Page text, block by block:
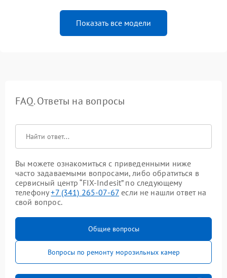
Показать все модели
FAQ. Ответы на вопросы
Вы можете ознакомиться с приведенными ниже
часто задаваемыми вопросами, либо обратиться в
сервисный центр “FIX-Indesit” по следующему
телефону+7 (341) 265-07-67 если не нашли ответ на
свой вопрос.
Общие вопросы
Вопросы по ремонту морозильных камер